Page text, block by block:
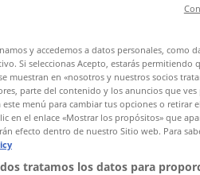
y accedemos a datos personales, como
Si seleccionas Acepto, estarás permitiendo
muestran en «nosotros y nuestros socios
parte del contenido y los anuncios que
menú para cambiar tus opciones o retirar el
en el enlace «Mostrar los propósitos» que
efecto dentro de nuestro Sitio web. Para
tratamos los datos para